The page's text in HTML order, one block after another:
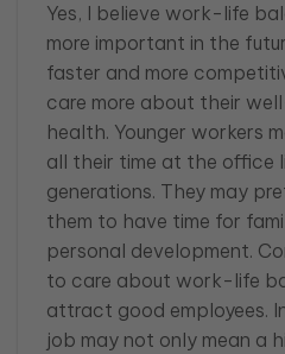
Yes, I believe work-life
more important in the
faster and more
care more about their
health. Younger workers
all their time at the office
generations. They may
them to have time for
personal development.
to care about work-life
attract good employees.
job may not only mean a